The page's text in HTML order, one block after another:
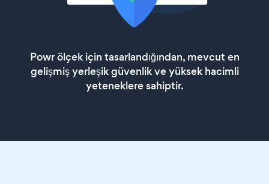
Powr ölçek için tasarlandığından, mevcut en
gelişmiş yerleşik güvenlik ve yüksek hacimli
yeteneklere sahiptir.